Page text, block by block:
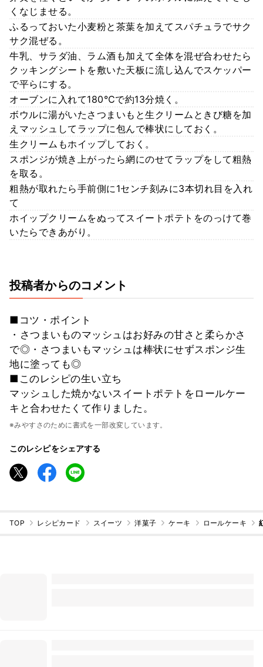
くなじませる。
ふるっておいた小麦粉と茶葉を加えてスパチュラでサク
サク混ぜる。
牛乳、サラダ油、ラム酒も加えて全体を混ぜ合わせたら
クッキングシートを敷いた天板に流し込んでスケッパー
で平らにする。
オーブンに入れて180℃で約13分焼く。
ボウルに湯がいたさつまいもと生クリームときび糖を加
えマッシュしてラップに包んで棒状にしておく。
生クリームもホイップしておく。
スポンジが焼き上がったら網にのせてラップをして粗熱
を取る。
粗熱が取れたら手前側に1センチ刻みに3本切れ目を入れ
て
ホイップクリームをぬってスイートポテトをのっけて巻
いたらできあがり。
投稿者からのコメント
■コツ・ポイント
・さつまいものマッシュはお好みの甘さと柔らかさ
で◎・さつまいもマッシュは棒状にせずスポンジ生
地に塗っても◎
■このレシピの生い立ち
マッシュした焼かないスイートポテトをロールケー
キと合わせたくて作りました。
※みやすさのために書式を一部改変しています。
このレシピをシェアする
TOP レシピカード スイーツ 洋菓子 ケーキ ロールケーキ